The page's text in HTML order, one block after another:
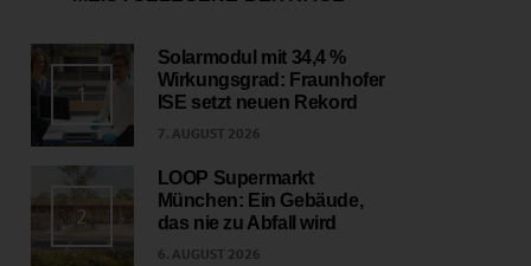
1
Solarmodul mit 34,4 %
Wirkungsgrad: Fraunhofer
ISE setzt neuen Rekord
7. AUGUST 2026
2
LOOP Supermarkt
München: Ein Gebäude,
das nie zu Abfall wird
6. AUGUST 2026